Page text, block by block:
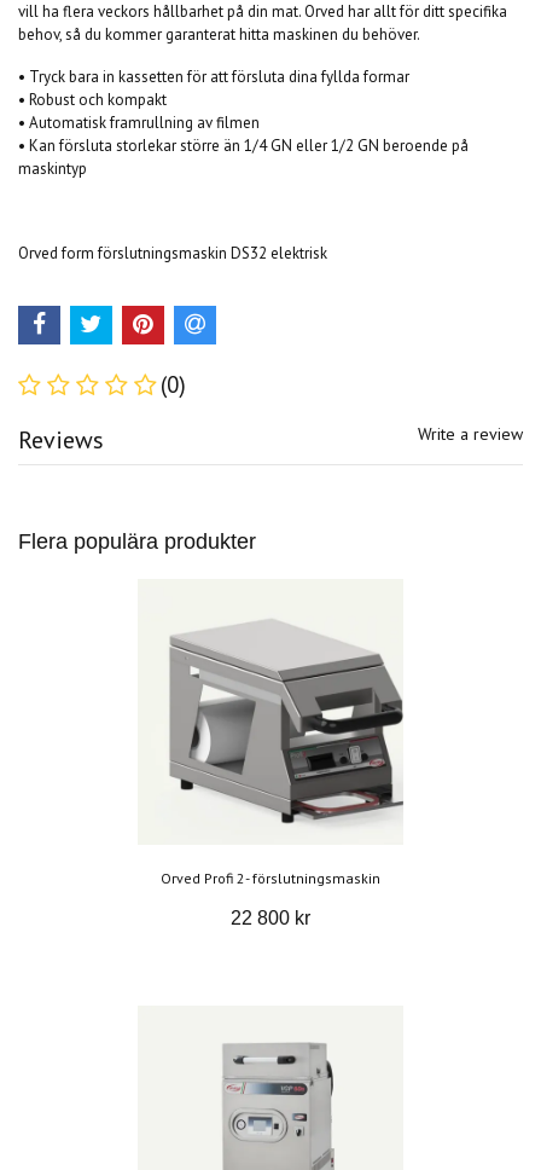
vill ha flera veckors hållbarhet på din mat. Orved har allt för ditt specifika
behov, så du kommer garanterat hitta maskinen du behöver.
• Tryck bara in kassetten för att försluta dina fyllda formar
• Robust och kompakt
• Automatisk framrullning av filmen
• Kan försluta storlekar större än 1/4 GN eller 1/2 GN beroende på
maskintyp
Orved form förslutningsmaskin DS32 elektrisk
(0)
Reviews Write a review
Flera populära produkter
Orved Profi 2- förslutningsmaskin
22 800 kr